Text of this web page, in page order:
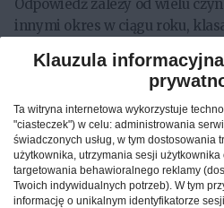
Odpowiedź zależy od wielu
innymi okres w ciągu roku,
zakwaterowania rodzaj
stolicy Male do waszego
hotelu nie jest zawsze
obfitują w piękne i luksusowe
opinie Klientów na
skontaktować się z zaufanym
w ofercie najlepsze i
Klauzula
Ta witryna internetowa wykorzystuje
"ciasteczek") w celu: administrowania
świadczonych usług, w tym dostosowania
użytkownika, utrzymania sesji
targetowania behawioralnego reklamy
Twoich indywidualnych potrzeb). W tym
informację o unikalnym identyfikatorze